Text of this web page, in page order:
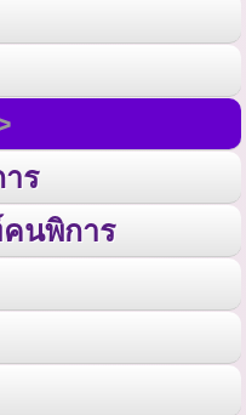
ร
นพิการ